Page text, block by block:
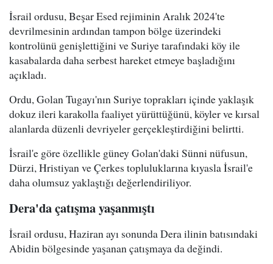
İsrail ordusu, Beşar Esed rejiminin Aralık 2024'te
devrilmesinin ardından tampon bölge üzerindeki
kontrolünü genişlettiğini ve Suriye tarafındaki köy ile
kasabalarda daha serbest hareket etmeye başladığını
açıkladı.
Ordu, Golan Tugayı'nın Suriye toprakları içinde yaklaşık
dokuz ileri karakolla faaliyet yürüttüğünü, köyler ve kırsal
alanlarda düzenli devriyeler gerçekleştirdiğini belirtti.
İsrail'e göre özellikle güney Golan'daki Sünni nüfusun,
Dürzi, Hristiyan ve Çerkes topluluklarına kıyasla İsrail'e
daha olumsuz yaklaştığı değerlendiriliyor.
Dera'da çatışma yaşanmıştı
İsrail ordusu, Haziran ayı sonunda Dera ilinin batısındaki
Abidin bölgesinde yaşanan çatışmaya da değindi.